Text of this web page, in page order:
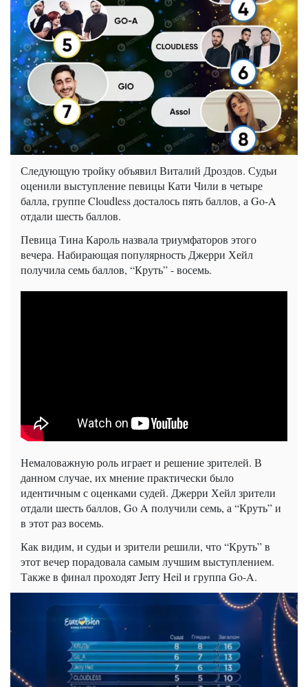
Следующую тройку объявил Виталий Дроздов. Судьи
оценили выступление певицы Кати Чили в четыре
балла, группеCloudless досталось пять баллов, а Go-A
отдали шесть баллов.
Певица Тина Кароль назвала триумфаторов этого
вечера. Набирающая популярность Джерри Хейл
получила семь баллов, “Круть” - восемь.
Немаловажную роль играет и решение зрителей. В
данном случае, их мнение практически было
идентичным с оценками судей. Джерри Хейл зрители
отдали шесть баллов, Go A получили семь, а “Круть” и
в этот раз восемь.
Как видим, и судьи и зрители решили, что “Круть” в
этот вечер порадовала самым лучшим выступлением.
Также в финал проходятJerryHeil и группа Go-A.